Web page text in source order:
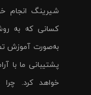
شیرینگ انجام
کسانی که به
به‌صورت آموزش
پشتیبانی ما با
خواهد کرد.